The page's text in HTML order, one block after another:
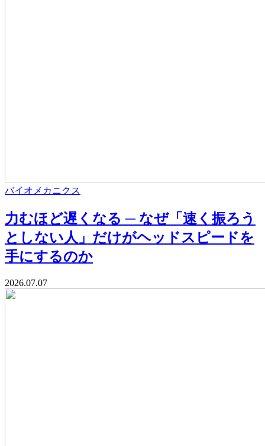
バイオメカニクス
力むほど遅くなる ─ なぜ「速く振ろう
としない人」だけがヘッドスピードを
手にするのか
2026.07.07